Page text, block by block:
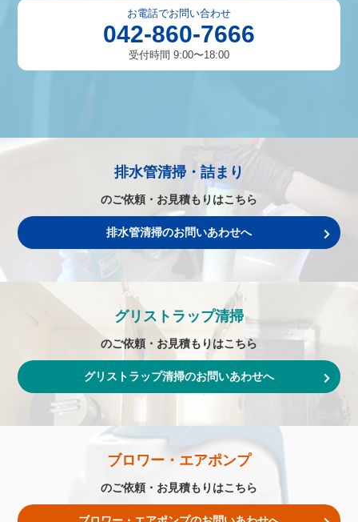
お電話でお問い合わせ
042-860-7666
受付時間 9:00〜18:00
排水管清掃・詰まり
のご依頼・お見積もりはこちら
排水管清掃のお問いあわせへ
グリストラップ清掃
のご依頼・お見積もりはこちら
グリストラップ清掃のお問いあわせへ
ブロワー・エアポンプ
のご依頼・お見積もりはこちら